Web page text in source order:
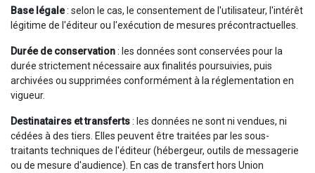
Base légale: selon le cas, le consentement de l'utilisateur, l'intérêt
légitime de l'éditeur ou l'exécution de mesures précontractuelles.
Durée de conservation: les données sont conservées pour la
durée strictement nécessaire aux finalités poursuivies, puis
archivées ou supprimées conformément à la réglementation en
vigueur.
Destinataires et transferts: les données ne sont ni vendues, ni
cédées à des tiers. Elles peuvent être traitées par les sous-
traitants techniques de l'éditeur (hébergeur, outils de messagerie
ou de mesure d'audience). En cas de transfert hors Union